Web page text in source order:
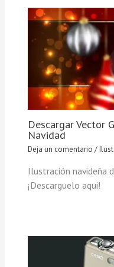
Descargar Vector
Navidad
Deja un comentario /
Ilustración navideña
¡Descarguelo aqui!